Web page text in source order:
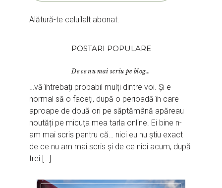
Alătură-te celuilalt abonat.
POSTARI POPULARE
De ce nu mai scriu pe blog…
…vă întrebați probabil mulți dintre voi. Și e
normal să o faceți, după o perioadă în care
aproape de două ori pe săptămână apăreau
noutăți pe micuța mea tarla online. Ei bine n-
am mai scris pentru că… nici eu nu știu exact
de ce nu am mai scris și de ce nici acum, după
trei […]